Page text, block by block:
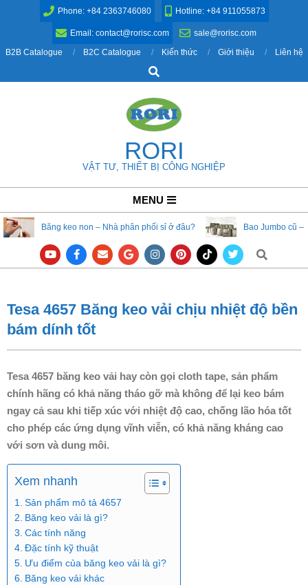
Phone: +84 2363746080 Hotline: +84 911055873
Email: contact@rorisc.com
sale@rorisc.com
B2B Catalogue
B2C Catalogue Kiến thức Giới thiệu
Liên hệ
Search
RORI
VẬT TƯ, THIẾT BỊ CÔNG NGHIỆP
Navigation
Menu
MENU
Băng keo non – Nhà phân phối sỉ ở đâu? Bao Jumbo cũ –
Search
Tesa 4657 Băng keo vải chịu nhiệt độ bền
bám dính tốt
Tesa 4657 băng keo vải hay còn gọi cloth tape, sản phẩm
chính hãng có khả năng tháo gỡ mà không để lại keo bám
ngay cả sau khi tiếp xúc với nhiệt độ cao, chống lão hóa tốt
cho phép các ứng dụng vĩnh viễn, có khả năng kháng cao
với sơn và dung môi.
Xem nhanh
Sản phẩm mô tả 4657
Băng keo vải là gì?
Các tính năng
Đặc tính kỹ thuật
Ưu điểm của băng keo vải là gì?
Băng keo vải khác